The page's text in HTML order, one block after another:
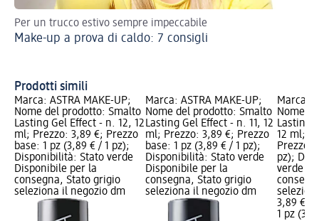
Per un trucco estivo sempre impeccabile
Make-up a prova di caldo: 7 consigli
Prodotti simili
Marca: ASTRA MAKE-UP;
Nome del prodotto: Smalto
Lasting Gel Effect - n. 12, 12
ml; Prezzo: 3,89 €; Prezzo
base: 1 pz (3,89 € / 1 pz);
Disponibilità: Stato verde
Disponibile per la
consegna, Stato grigio
seleziona il negozio dm
Marca: ASTRA MAKE-UP;
Nome del prodotto: Smalto
Lasting Gel Effect - n. 11, 12
ml; Prezzo: 3,89 €; Prezzo
base: 1 pz (3,89 € / 1 pz);
Disponibilità: Stato verde
Disponibile per la
consegna, Stato grigio
seleziona il negozio dm
Marca:
Nome
Lasting
12 ml;
Prezzo
pz);
verde
3,89 €
1 pz